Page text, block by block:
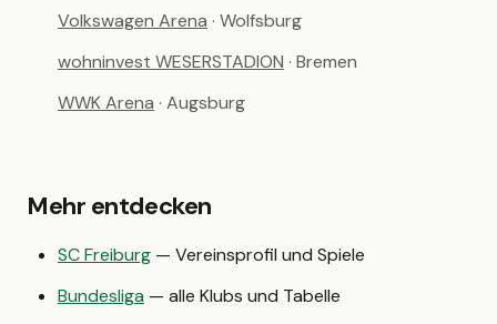
Volkswagen Arena · Wolfsburg
wohninvest WESERSTADION · Bremen
WWK Arena · Augsburg
Mehr entdecken
SC Freiburg — Vereinsprofil und Spiele
Bundesliga — alle Klubs und Tabelle